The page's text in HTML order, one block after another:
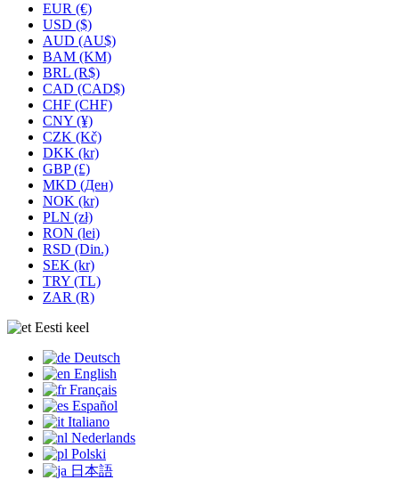
EUR (€)
USD ($)
AUD (AU$)
BAM (KM)
BRL (R$)
CAD (CAD$)
CHF (CHF)
CNY (¥)
CZK (Kč)
DKK (kr)
GBP (£)
MKD (Ден)
NOK (kr)
PLN (zł)
RON (lei)
RSD (Din.)
SEK (kr)
TRY (TL)
ZAR (R)
Eesti keel
Deutsch
English
Français
Español
Italiano
Nederlands
Polski
日本語